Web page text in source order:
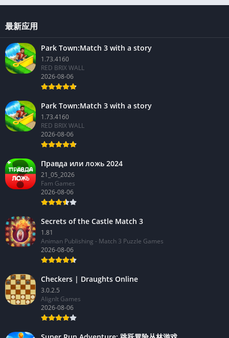
最新应用
Park Town:Match 3 with a story
1.73.4160
RED BRIX WALL
2026-08-06
Park Town:Match 3 with a story
1.73.4160
RED BRIX WALL
2026-08-06
Правда или ложь 2024
21_05_2026
Fam Games
2026-08-06
Secrets of the Castle Match 3
1.81
Animan Publishing - Match 3 Puzzle Games
2026-08-06
Checkers | Draughts Online
3.0.2.5
AlignIt Games
2026-08-06